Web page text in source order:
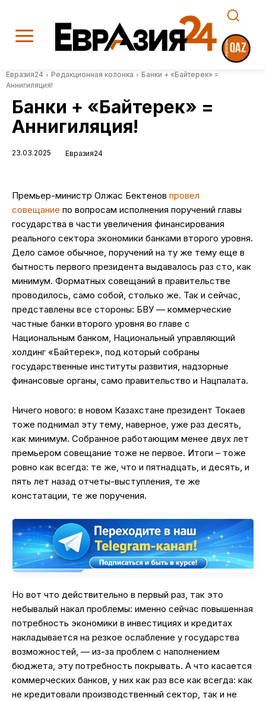
Евразия24 Редакционная колонка
Банки + «Байтерек» =
Аннигиляция!
Банки + «Байтерек» =
Аннигиляция!
23.03.2025 Евразия24
Премьер-министр Олжас Бектенов провел
совещание по вопросам исполнения поручений главы
государства в части увеличения финансирования
реального сектора экономики банками второго уровня.
Дело самое обычное, поручений на ту же тему еще в
бытность первого президента выдавалось раз сто, как
минимум. Форматных совещаний в правительстве
проводилось, само собой, столько же. Так и сейчас,
представлены все стороны: БВУ — коммерческие
частные банки второго уровня во главе с
Национальным банком, Национальный управляющий
холдинг «Байтерек», под который собраны
государственные институты развития, надзорные
финансовые органы, само правительство и Нацпалата.
Ничего нового: в новом Казахстане президент Токаев
тоже поднимал эту тему, наверное, уже раз десять,
как минимум. Собранное работающим менее двух лет
премьером совещание тоже не первое. Итоги – тоже
ровно как всегда: те же, что и пятнадцать, и десять, и
пять лет назад отчеты-выступления, те же
констатации, те же поручения.
Но вот что действительно в первый раз, так это
небывалый накал проблемы: именно сейчас повышенная
потребность экономики в инвестициях и кредитах
накладывается на резкое ослабление у государства
возможностей, — из-за проблем с наполнением
бюджета, эту потребность покрывать. А что касается
коммерческих банков, у них как раз все как всегда: как
не кредитовали производственный сектор, так и не